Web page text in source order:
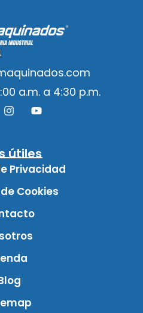
a.m. a 4:30 p.m.
útiles
Privacidad
Cookies